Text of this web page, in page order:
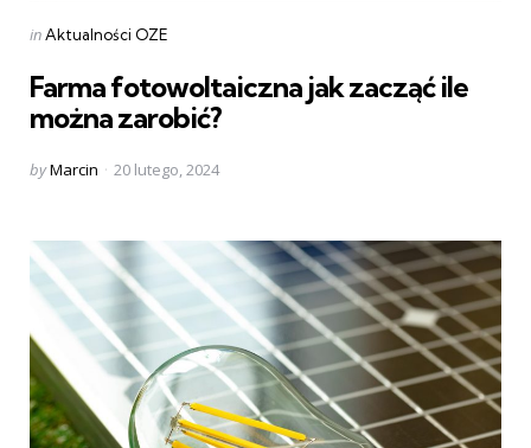
Categories
Posted
inAktualności OZE
Farma fotowoltaiczna jak zacząć ile
można zarobić?
Posted
byMarcin 20 lutego, 2024